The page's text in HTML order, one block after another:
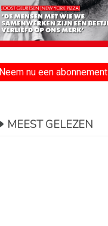
Neem nu een abonnement
MEEST GELEZEN